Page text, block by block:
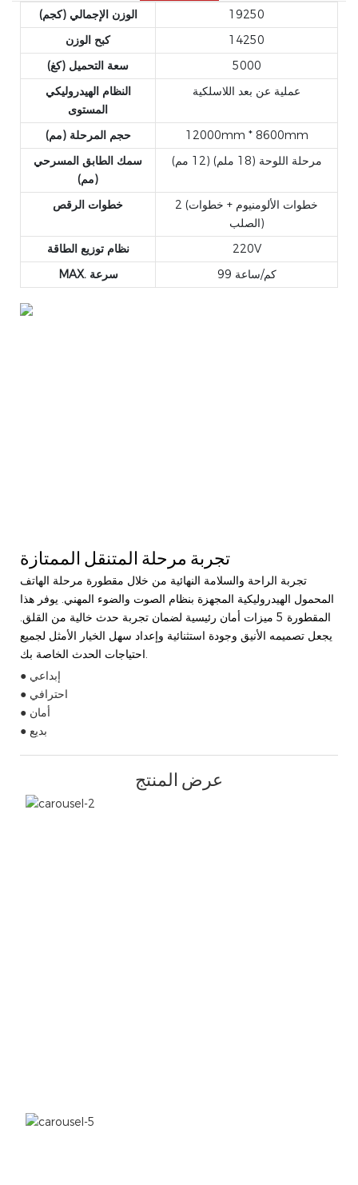
الوزن الإجمالي (كجم)
19250
كبح الوزن
14250
سعة التحميل (كغ)
5000
النظام الهيدروليكي
المستوى
عملية عن بعد اللاسلكية
حجم المرحلة (مم)
12000mm * 8600mm
سمك الطابق المسرحي
(مم)
مرحلة اللوحة (18 ملم) (12 مم)
خطوات الرقص
2 (خطوات الألومنيوم + خطوات
الصلب)
نظام توزيع الطاقة
220V
MAX. سرعة
99 كم/ساعة
تجربة الراحة والسلامة النهائية من خلال مقطورة مرحلة الهاتف
المحمول الهيدروليكية المجهزة بنظام الصوت والضوء المهني. يوفر هذا
المقطورة 5 ميزات أمان رئيسية لضمان تجربة حدث خالية من القلق.
يجعل تصميمه الأنيق وجودة استثنائية وإعداد سهل الخيار الأمثل لجميع
احتياجات الحدث الخاصة بك.
● إبداعي
● احترافي
● أمان
● بديع
عرض المنتج